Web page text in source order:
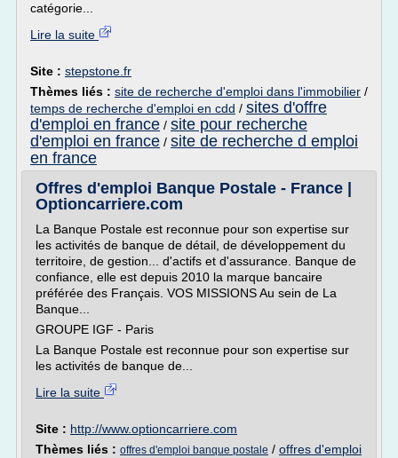
catégorie...
Lire la suite
Site : stepstone.fr
Thèmes liés : site de recherche d'emploi dans l'immobilier /
temps de recherche d'emploi en cdd / sites d'offre
d'emploi en france / site pour recherche
d'emploi en france / site de recherche d emploi
en france
Offres d'emploi Banque Postale - France |
Optioncarriere.com
La Banque Postale est reconnue pour son expertise sur
les activités de banque de détail, de développement du
territoire, de gestion... d'actifs et d'assurance. Banque de
confiance, elle est depuis 2010 la marque bancaire
préférée des Français. VOS MISSIONS Au sein de La
Banque...
GROUPE IGF - Paris
La Banque Postale est reconnue pour son expertise sur
les activités de banque de...
Lire la suite
Site : http://www.optioncarriere.com
Thèmes liés : offres d'emploi banque postale / offres d'emploi